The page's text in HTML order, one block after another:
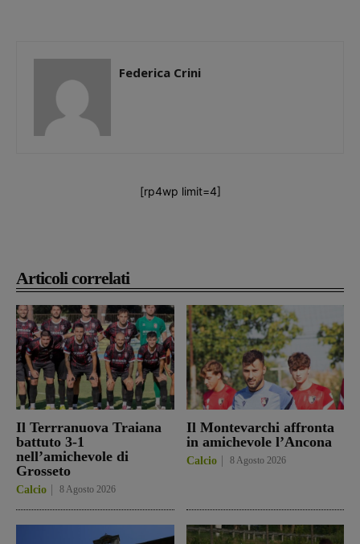
Articoli correlati
Il Terrranuova Traiana
battuto 3-1
nell’amichevole di
Grosseto
Calcio 8 Agosto 2026
Il Montevarchi affronta
in amichevole l’Ancona
Calcio 8 Agosto 2026
Federica Crini
[rp4wp limit=4]